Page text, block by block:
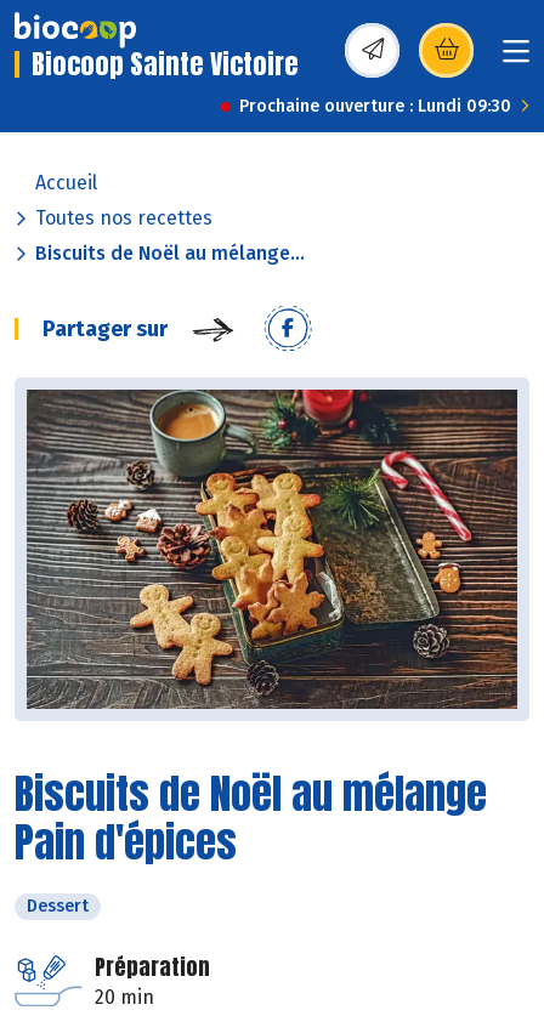
Biocoop Sainte Victoire (s’ouvre dans une
Prochaine ouverture : Lundi 09:30
Accueil
Toutes nos recettes
Biscuits de Noël au mélange...
Partager sur
Biscuits de Noël au mélange
Pain d'épices
Dessert
Préparation
20 min